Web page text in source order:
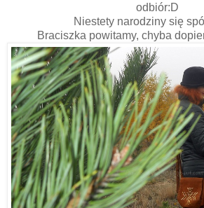
odbiór:D
Niestety narodziny się
Braciszka powitamy, chyba